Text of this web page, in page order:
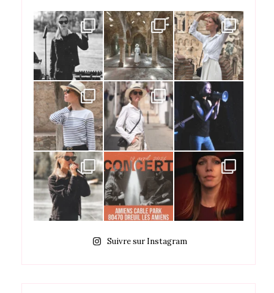
Suivre sur Instagram